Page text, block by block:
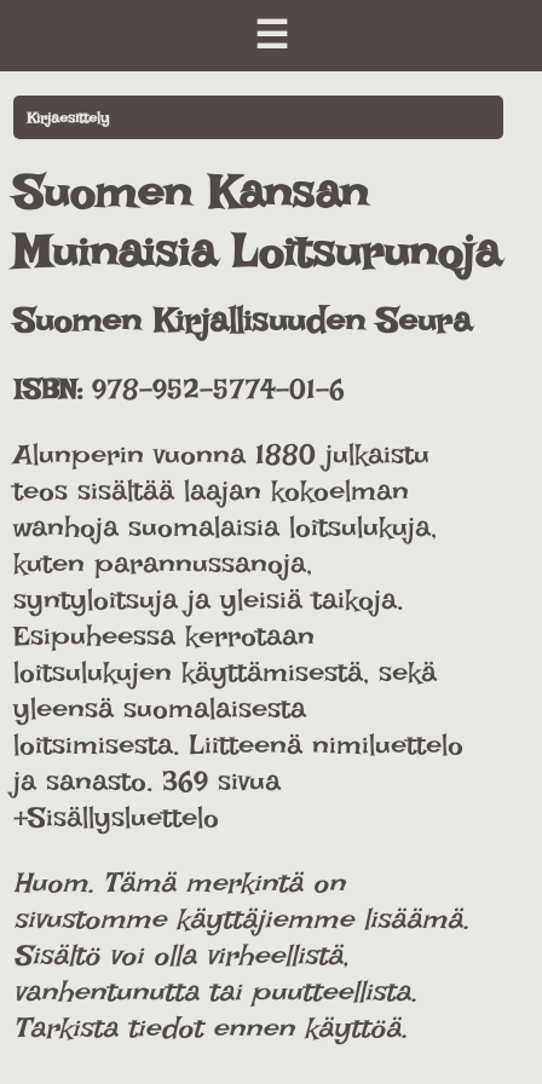
☰
Kirjaesittely
Suomen Kansan
Muinaisia Loitsurunoja
Suomen Kirjallisuuden Seura
ISBN:978-952-5774-01-6
Alunperin vuonna 1880 julkaistu
teos sisältää laajan kokoelman
wanhoja suomalaisia loitsulukuja,
kuten parannussanoja,
syntyloitsuja ja yleisiä taikoja.
Esipuheessa kerrotaan
loitsulukujen käyttämisestä, sekä
yleensä suomalaisesta
loitsimisesta. Liitteenä nimiluettelo
ja sanasto. 369 sivua
+Sisällysluettelo
Huom. Tämä merkintä on
sivustomme käyttäjiemme lisäämä.
Sisältö voi olla virheellistä,
vanhentunutta tai puutteellista.
Tarkista tiedot ennen käyttöä.